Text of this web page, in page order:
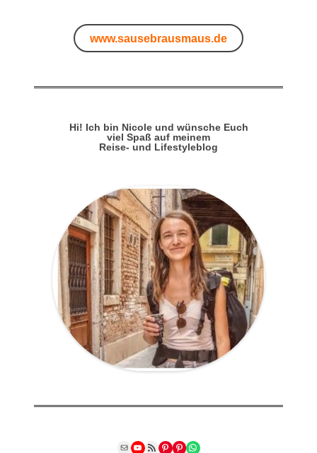
www.sausebrausmaus.de
Hi! Ich bin Nicole und wünsche Euch
viel Spaß auf meinem
Reise- und Lifestyleblog
MailYouTube
RSS FeedPinterest
Pinterest
WhatsApp